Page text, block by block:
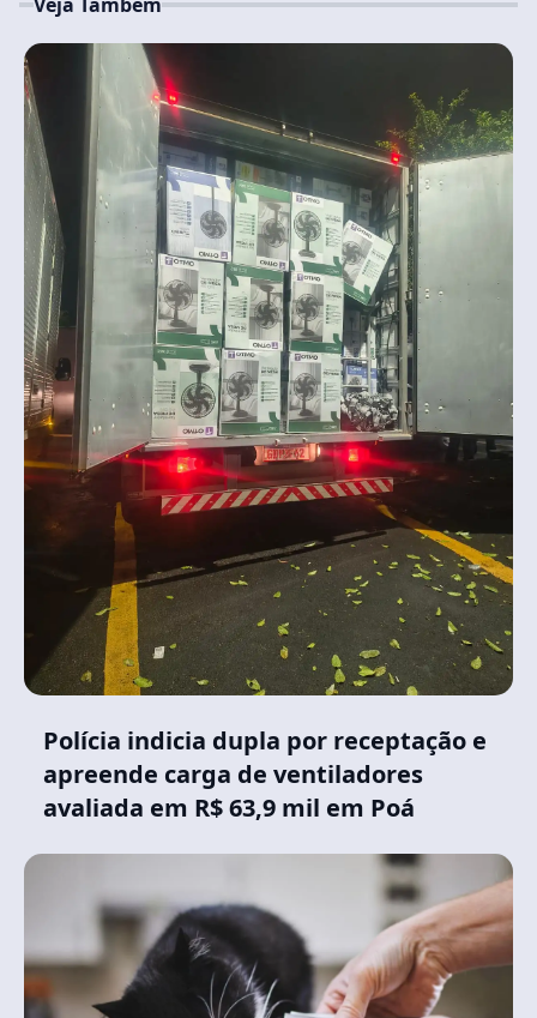
Polícia indicia dupla por receptação e
apreende carga de ventiladores
avaliada em R$ 63,9 mil em Poá